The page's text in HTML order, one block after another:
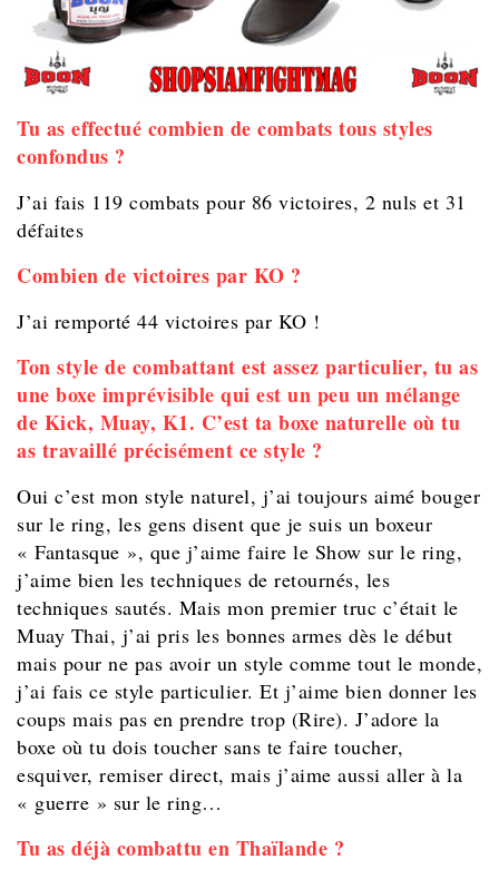
Tu as effectué combien de combats tous styles
confondus ?
J’ai fais 119 combats pour 86 victoires, 2 nuls et 31
défaites
Combien de victoires par KO ?
J’ai remporté 44 victoires par KO !
Ton style de combattant est assez particulier, tu as
une boxe imprévisible qui est un peu un mélange
de Kick, Muay, K1. C’est ta boxe naturelle où tu
as travaillé précisément ce style ?
Oui c’est mon style naturel, j’ai toujours aimé bouger
sur le ring, les gens disent que je suis un boxeur
« Fantasque », que j’aime faire le Show sur le ring,
j’aime bien les techniques de retournés, les
techniques sautés. Mais mon premier truc c’était le
Muay Thai, j’ai pris les bonnes armes dès le début
mais pour ne pas avoir un style comme tout le monde,
j’ai fais ce style particulier. Et j’aime bien donner les
coups mais pas en prendre trop (Rire). J’adore la
boxe où tu dois toucher sans te faire toucher,
esquiver, remiser direct, mais j’aime aussi aller à la
« guerre » sur le ring…
Tu as déjà combattu en Thaïlande ?